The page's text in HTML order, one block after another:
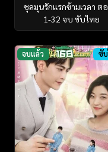
ชุลมุนรักแรกข้ามเวลา ต
1-32 จบ ซับไทย
จบแล้ว ซั